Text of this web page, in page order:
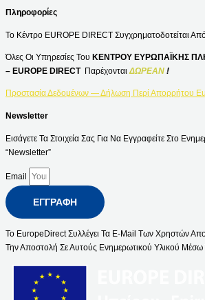
Πληροφορίες
Το Κέντρο EUROPE DIRECT Συγχρηματοδοτείται
Όλες Οι Υπηρεσίες Του ΚΕΝΤΡΟΥ ΕΥΡΩΠΑΪΚΗΣ
– EUROPE DIRECT Παρέχονται ΔΩΡΕΑΝ !
Προστασία Δεδομένων — Δήλωση Περί Απορρήτου
Newsletter
Εισάγετε Τα Στοιχεία Σας Για Να Εγγραφείτε Στο
“Newsletter”
Email
ΕΓΓΡΑΦΉ
Το EuropeDirect Συλλέγει Τα E-Mail Των Χρηστών
Την Αποστολή Σε Αυτούς Ενημερωτικού Υλικού Μέσω